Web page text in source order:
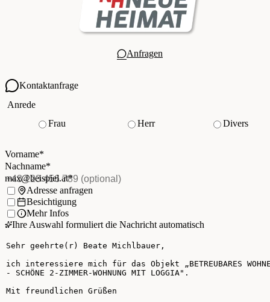
Anfragen
Kontaktanfrage
Ihre Kontaktdaten
Anrede
Frau
Herr
Divers
Vorname*
Nachname
Nachname*
E-Mail*(Pflichtfeld)
max@beispiel.at*
Telefon(optional)
Ich möchte:Adresse anfragen
Besichtigung
Mehr Infos
Ihre Auswahl formuliert die Nachricht automatisch
Ihre Nachricht